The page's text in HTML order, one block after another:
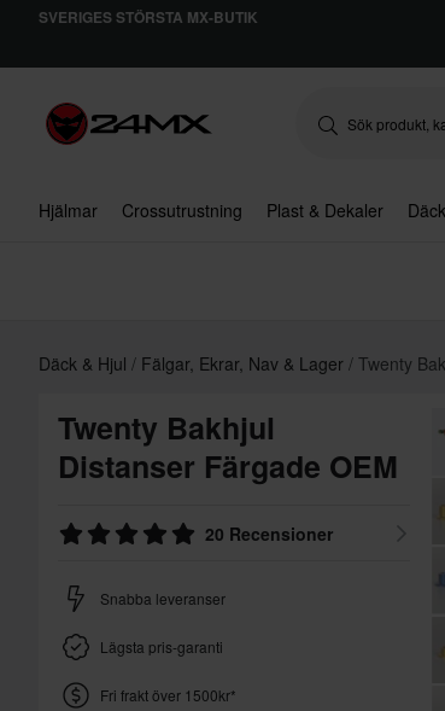
SVERIGES STÖRSTA MX-BUTIK
Hjälmar Crossutrustning Plast & Dekaler
Däck & Hjul Fälgar, Ekrar, Nav & Lager Twenty
Twenty Bakhjul
Distanser Färgade OEM
20 Recensioner
Snabba leveranser
Lägsta pris-garanti
Fri frakt över 1500kr*